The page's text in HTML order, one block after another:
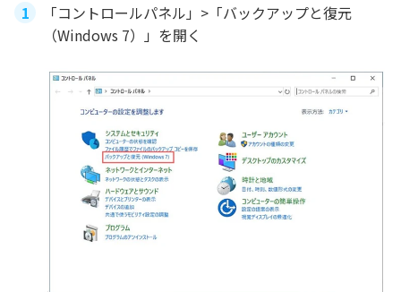
「コントロールパネル」>「バックアップと復元
（Windows 7）」を開く